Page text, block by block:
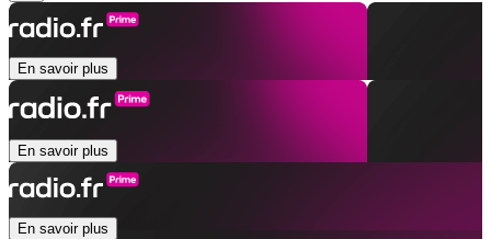
En savoir plus
En savoir plus
En savoir plus